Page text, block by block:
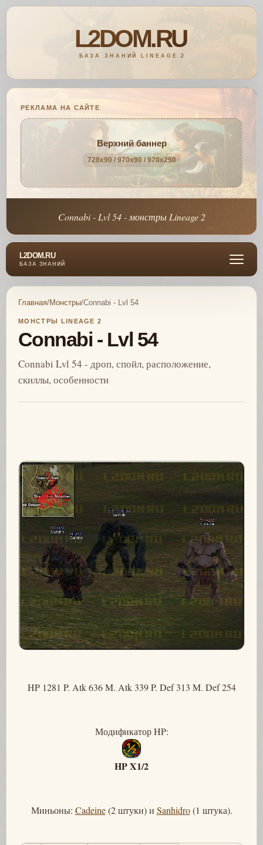
РЕКЛАМА НА САЙТЕ
Верхний баннер
728x90 / 970x90 / 970x250
Connabi - Lvl 54 - монстры Lineage 2
L2DOM.RU
БАЗА ЗНАНИЙ
Главная/Монстры/Connabi - Lvl 54
МОНСТРЫ LINEAGE 2
Connabi - Lvl 54
Connabi Lvl 54 - дроп, спойл, расположение,
скиллы, особенности
HP 1281 P. Atk 636 M. Atk 339 P. Def 313 M. Def 254
Модификатор HP:
HP X1/2
Миньоны: Cadeine(2 штуки) и Sanhidro(1 штука).